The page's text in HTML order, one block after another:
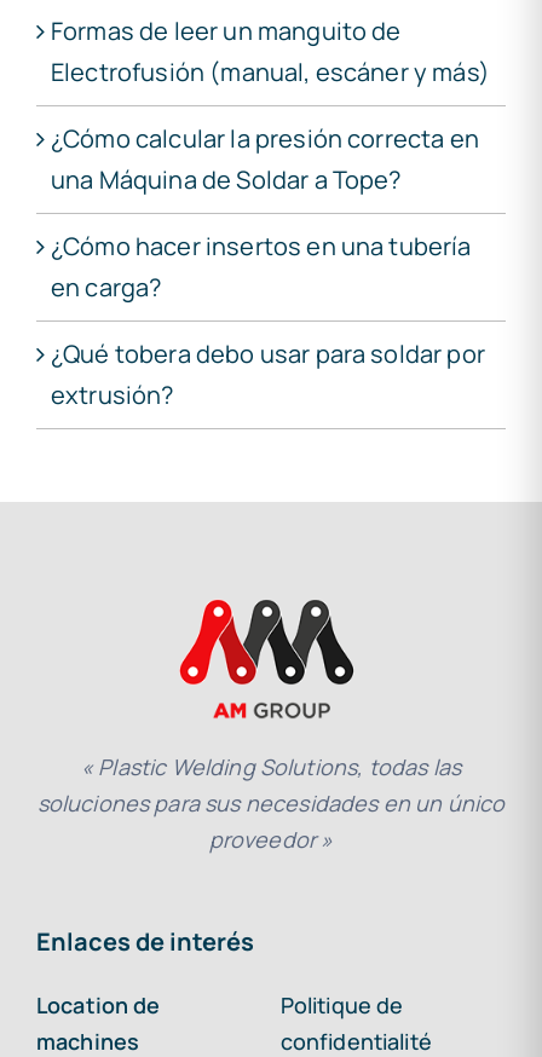
Formas de leer un manguito de
Electrofusión (manual, escáner y más)
¿Cómo calcular la presión correcta en
una Máquina de Soldar a Tope?
¿Cómo hacer insertos en una tubería
en carga?
¿Qué tobera debo usar para soldar por
extrusión?
« Plastic Welding Solutions, todas las
soluciones para sus necesidades en un único
proveedor »
Enlaces de interés
Location de
machines
Politique de
confidentialité